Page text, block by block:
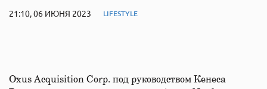
21:10, 06 ИЮНЯ 2023 LIFESTYLE
Oxus Acquisition Corp. под руководством Кенеса